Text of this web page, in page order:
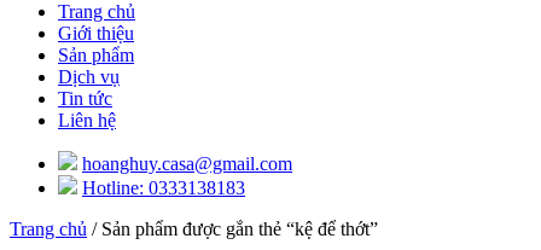
Trang chủ
Giới thiệu
Sản phẩm
Dịch vụ
Tin tức
Liên hệ
hoanghuy.casa@gmail.com
Hotline: 0333138183
Trang chủ / Sản phẩm được gắn thẻ “kệ để thớt”